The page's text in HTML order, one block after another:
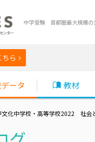
中学受験 首都圏最大規模の
ら
ータ 教材
文化中学校・高等学校2022 社会